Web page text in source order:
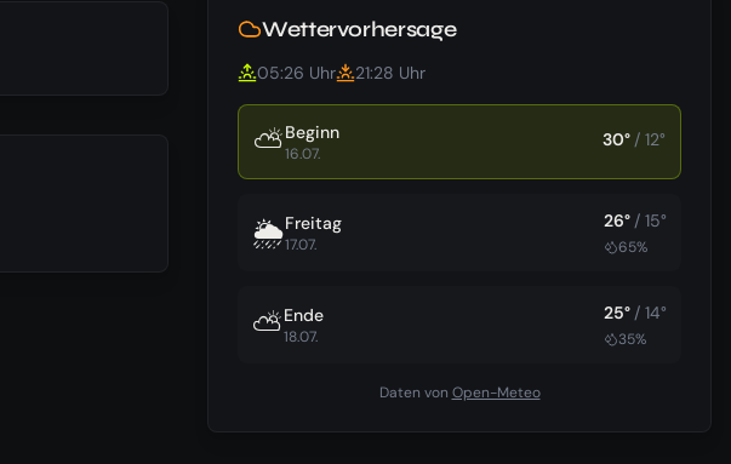
Wettervorhersage
05:26 Uhr 21:28 Uhr
⛅Beginn
16.07.
30° / 12°
🌦️Freitag
17.07.
26° / 15°
65%
⛅Ende
18.07.
25° / 14°
35%
Daten von Open-Meteo